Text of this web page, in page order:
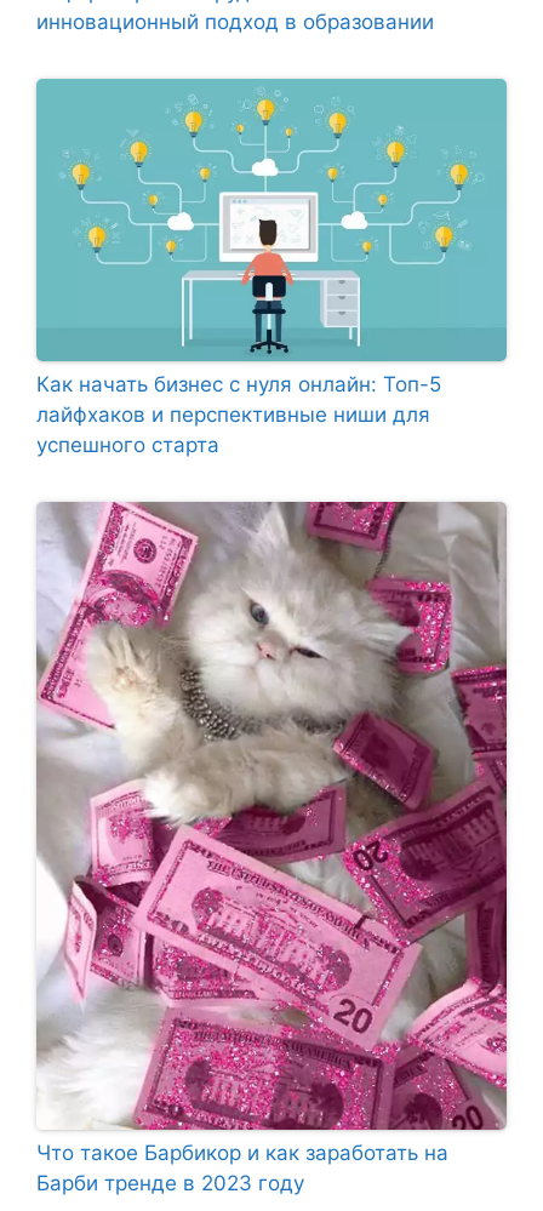
инновационный подход в образовании
Как начать бизнес с нуля онлайн: Топ-5
лайфхаков и перспективные ниши для
успешного старта
Что такое Барбикор и как заработать на
Барби тренде в 2023 году